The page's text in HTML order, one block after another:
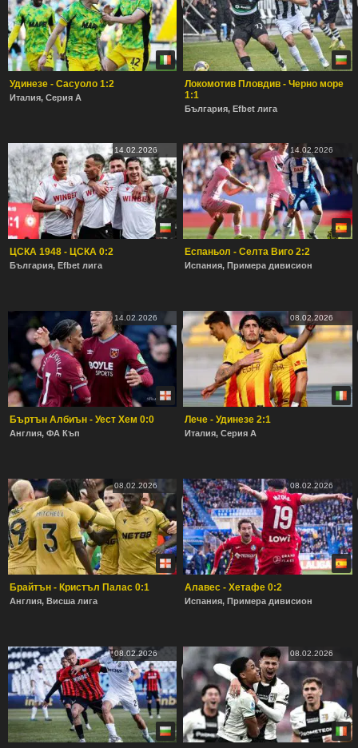
Удинезе - Сасуоло 1:2
Италия, Серия А
Локомотив Пловдив - Черно море
1:1
България, Efbet лига
14.02.2026
ЦСКА 1948 - ЦСКА 0:2
България, Efbet лига
14.02.2026
Еспаньол - Селта Виго 2:2
Испания, Примера дивисион
14.02.2026
Бъртън Албиън - Уест Хем 0:0
Англия, ФА Къп
08.02.2026
Лече - Удинезе 2:1
Италия, Серия А
08.02.2026
Брайтън - Кристъл Палас 0:1
Англия, Висша лига
08.02.2026
Алавес - Хетафе 0:2
Испания, Примера дивисион
08.02.2026 08.02.2026